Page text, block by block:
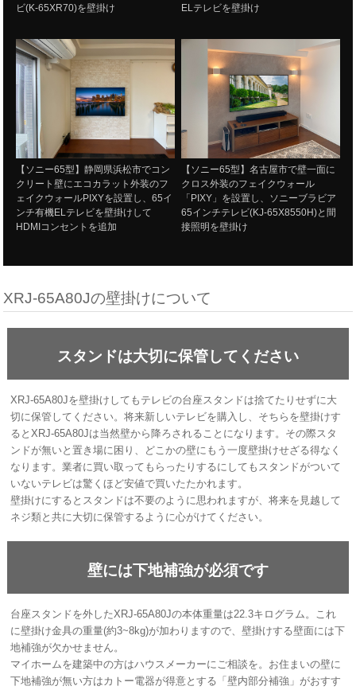
ビ(K-65XR70)を壁掛け
ELテレビを壁掛け
【ソニー65型】静岡県浜松市でコン
クリート壁にエコカラット外装のフ
ェイクウォールPIXYを設置し、65イ
ンチ有機ELテレビを壁掛けして
HDMIコンセントを追加
【ソニー65型】名古屋市で壁一面に
クロス外装のフェイクウォール
「PIXY」を設置し、ソニーブラビア
65インチテレビ(KJ-65X8550H)と間
接照明を壁掛け
XRJ-65A80Jの壁掛けについて
スタンドは大切に保管してください
XRJ-65A80Jを壁掛けしてもテレビの台座スタンドは捨てたりせずに大
切に保管してください。将来新しいテレビを購入し、そちらを壁掛けす
るとXRJ-65A80Jは当然壁から降ろされることになります。その際スタ
ンドが無いと置き場に困り、どこかの壁にもう一度壁掛けせざる得なく
なります。業者に買い取ってもらったりするにしてもスタンドがついて
いないテレビは驚くほど安値で買いたたかれます。
壁掛けにするとスタンドは不要のように思われますが、将来を見越して
ネジ類と共に大切に保管するように心がけてください。
壁には下地補強が必須です
台座スタンドを外したXRJ-65A80Jの本体重量は22.3キログラム。これ
に壁掛け金具の重量(約3~8kg)が加わりますので、壁掛けする壁面には下
地補強が欠かせません。
マイホームを建築中の方はハウスメーカーにご相談を。お住まいの壁に
下地補強が無い方はカトー電器が得意とする「壁内部分補強」がおすす